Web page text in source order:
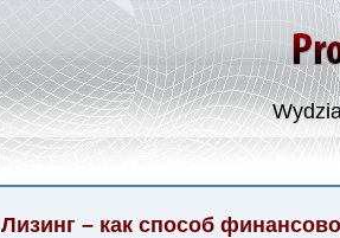
Лизинг – как способ